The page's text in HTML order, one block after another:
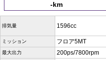
-km
排気量 1596cc
ミッション フロア5MT
最大出力 200ps/7800rpm